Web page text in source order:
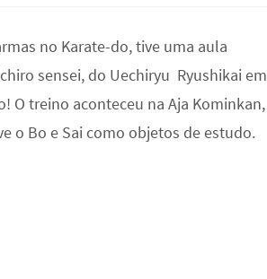
no Karate-do, tive uma aula
sensei, do Uechiryu Ryushikai em
O treino aconteceu na Aja Kominkan,
o Bo e Sai como objetos de estudo.